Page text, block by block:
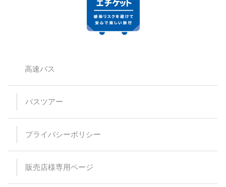
高速バス
バスツアー
プライバシーポリシー
販売店様専用ページ